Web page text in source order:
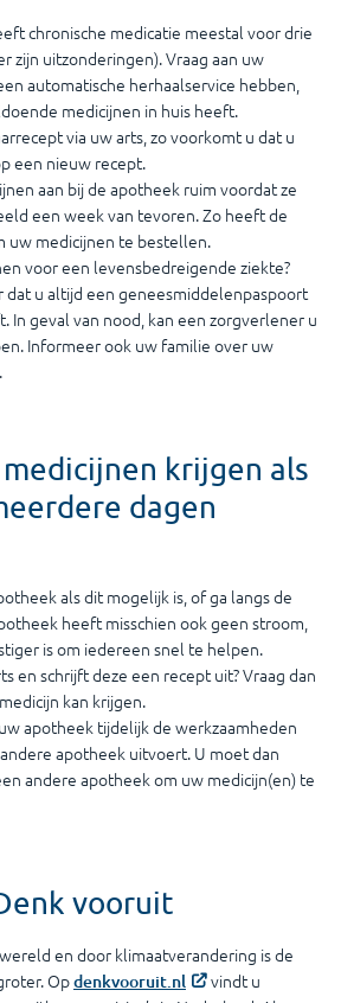
chronische medicatie meestal voor drie
zijn uitzonderingen). Vraag aan uw
automatische herhaalservice hebben,
medicijnen in huis heeft.
via uw arts, zo voorkomt u dat u
een nieuw recept.
aan bij de apotheek ruim voordat ze
een week van tevoren. Zo heeft de
uw medicijnen te bestellen.
voor een levensbedreigende ziekte?
dat u altijd een geneesmiddelenpaspoort
In geval van nood, kan een zorgverlener u
Informeer ook uw familie over uw
krijgen als
dagen
als dit mogelijk is, of ga langs de
heeft misschien ook geen stroom,
is om iedereen snel te helpen.
en schrijft deze een recept uit? Vraag dan
kan krijgen.
apotheek tijdelijk de werkzaamheden
apotheek uitvoert. U moet dan
andere apotheek om uw medicijn(en) te
vooruit
en door klimaatverandering is de
Opdenkvooruit.nl
vindt u